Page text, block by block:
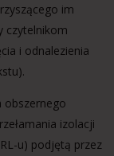
im
czytelnikom
i odnalezienia
obszernego
izolacji
u) podjętą przez